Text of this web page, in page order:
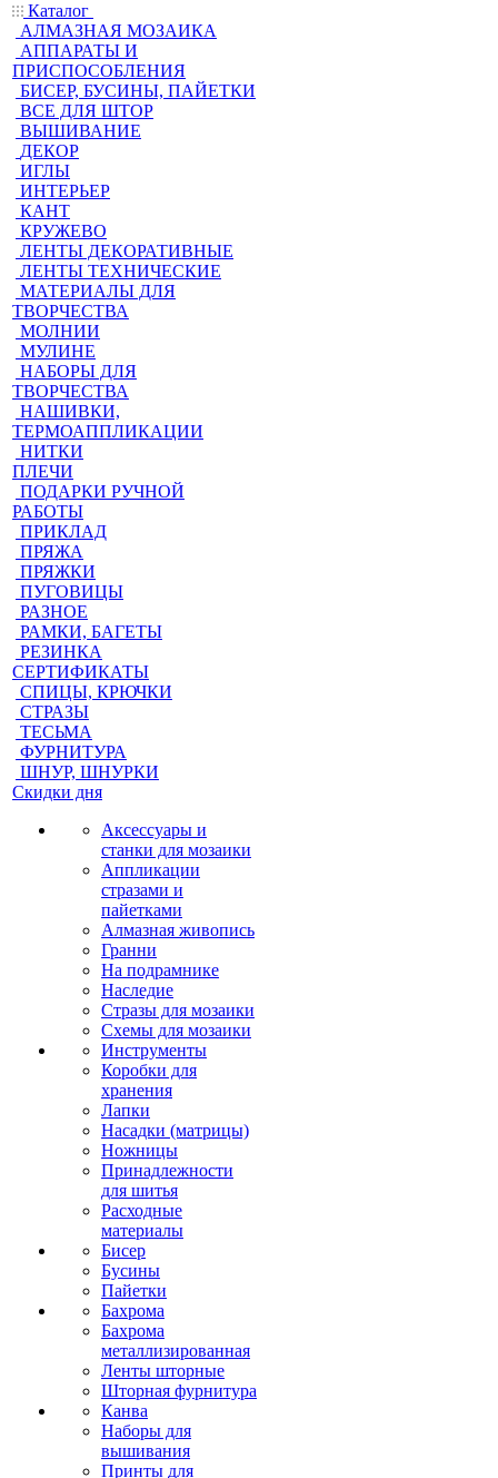
Каталог
АЛМАЗНАЯ МОЗАИКА
АППАРАТЫ И
ПРИСПОСОБЛЕНИЯ
БИСЕР, БУСИНЫ, ПАЙЕТКИ
ВСЕ ДЛЯ ШТОР
ВЫШИВАНИЕ
ДЕКОР
ИГЛЫ
ИНТЕРЬЕР
КАНТ
КРУЖЕВО
ЛЕНТЫ ДЕКОРАТИВНЫЕ
ЛЕНТЫ ТЕХНИЧЕСКИЕ
МАТЕРИАЛЫ ДЛЯ
ТВОРЧЕСТВА
МОЛНИИ
МУЛИНЕ
НАБОРЫ ДЛЯ
ТВОРЧЕСТВА
НАШИВКИ,
ТЕРМОАППЛИКАЦИИ
НИТКИ
ПЛЕЧИ
ПОДАРКИ РУЧНОЙ
РАБОТЫ
ПРИКЛАД
ПРЯЖА
ПРЯЖКИ
ПУГОВИЦЫ
РАЗНОЕ
РАМКИ, БАГЕТЫ
РЕЗИНКА
СЕРТИФИКАТЫ
СПИЦЫ, КРЮЧКИ
СТРАЗЫ
ТЕСЬМА
ФУРНИТУРА
ШНУР, ШНУРКИ
Скидки дня
Аксессуары и
станки для мозаики
Аппликации
стразами и
пайетками
Алмазная живопись
Гранни
На подрамнике
Наследие
Стразы для мозаики
Схемы для мозаики
Инструменты
Коробки для
хранения
Лапки
Насадки (матрицы)
Ножницы
Принадлежности
для шитья
Расходные
материалы
Бисер
Бусины
Пайетки
Бахрома
Бахрома
металлизированная
Ленты шторные
Шторная фурнитура
Канва
Наборы для
вышивания
Принты для